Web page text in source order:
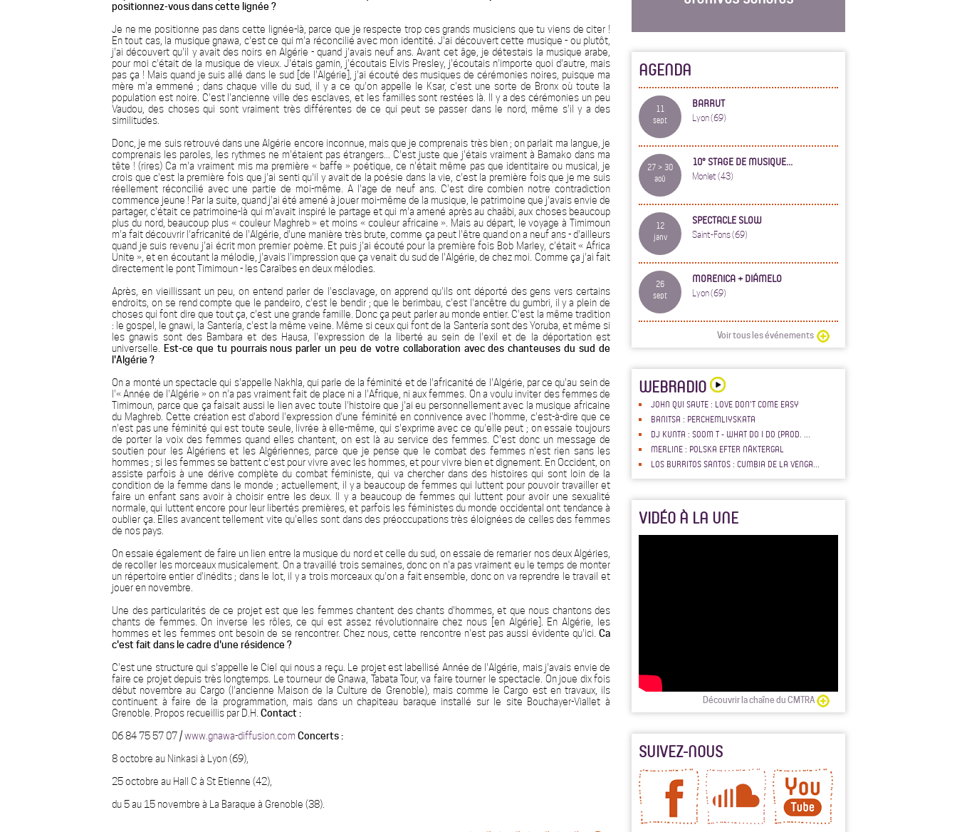
positionnez-vous dans cette lignée ?
Je ne me positionne pas dans cette lignée-là, parce que je respecte trop ces grands musiciens que tu viens de citer !
En tout cas, la musique gnawa, c'est ce qui m'a réconcilié avec mon identité. J'ai découvert cette musique - ou plutôt,
j'ai découvert qu'il y avait des noirs en Algérie - quand j'avais neuf ans. Avant cet âge, je détestais la musique arabe,
pour moi c'était de la musique de vieux. J'étais gamin, j'écoutais Elvis Presley, j'écoutais n'importe quoi d'autre, mais
pas ça ! Mais quand je suis allé dans le sud [de l'Algérie], j'ai écouté des musiques de cérémonies noires, puisque ma
mère m'a emmené ; dans chaque ville du sud, il y a ce qu'on appelle le Ksar, c'est une sorte de Bronx où toute la
population est noire. C'est l'ancienne ville des esclaves, et les familles sont restées là. Il y a des cérémonies un peu
Vaudou, des choses qui sont vraiment très différentes de ce qui peut se passer dans le nord, même s'il y a des
similitudes.
Donc, je me suis retrouvé dans une Algérie encore inconnue, mais que je comprenais très bien ; on parlait ma langue, je
comprenais les paroles, les rythmes ne m'étaient pas étrangers... C'est juste que j'étais vraiment à Bamako dans ma
tête ! (rires) Ca m'a vraiment mis ma première « baffe » poétique, ce n'était même pas que identitaire ou musical, je
crois que c'est la première fois que j'ai senti qu'il y avait de la poésie dans la vie, c'est la première fois que je me suis
réellement réconcilié avec une partie de moi-même. A l'age de neuf ans. C'est dire combien notre contradiction
commence jeune ! Par la suite, quand j'ai été amené à jouer moi-même de la musique, le patrimoine que j'avais envie de
partager, c'était ce patrimoine-là qui m'avait inspiré le partage et qui m'a amené après au chaâbi, aux choses beaucoup
plus du nord, beaucoup plus « couleur Maghreb » et moins « couleur africaine ». Mais au départ, le voyage à Timimoun
m'a fait découvrir l'africanité de l'Algérie, d'une manière très brute, comme ça peut l'être quand on a neuf ans - d'ailleurs
quand je suis revenu j'ai écrit mon premier poème. Et puis j'ai écouté pour la première fois Bob Marley, c'était « Africa
Unite », et en écoutant la mélodie, j'avais l'impression que ça venait du sud de l'Algérie, de chez moi. Comme ça j'ai fait
directement le pont Timimoun - les Caraïbes en deux mélodies.
Après, en vieillissant un peu, on entend parler de l'esclavage, on apprend qu'ils ont déporté des gens vers certains
endroits, on se rend compte que le pandeiro, c'est le bendir ; que le berimbau, c'est l'ancêtre du gumbri, il y a plein de
choses qui font dire que tout ça, c'est une grande famille. Donc ça peut parler au monde entier. C'est la même tradition
: le gospel, le gnawi, la Santería, c'est la même veine. Même si ceux qui font de la Santería sont des Yoruba, et même si
les gnawis sont des Bambara et des Hausa, l'expression de la liberté au sein de l'exil et de la déportation est
universelle.
Est-ce que tu pourrais nous parler un peu de votre collaboration avec des chanteuses du sud de
l'Algérie ?
On a monté un spectacle qui s'appelle Nakhla, qui parle de la féminité et de l'africanité de l'Algérie, par ce qu'au sein de
l'« Année de l'Algérie » on n'a pas vraiment fait de place ni a l'Afrique, ni aux femmes. On a voulu inviter des femmes de
Timimoun, parce que ça faisait aussi le lien avec toute l'histoire que j'ai eu personnellement avec la musique africaine
du Maghreb. Cette création est d'abord l'expression d'une féminité en connivence avec l'homme, c'est-à-dire que ce
n'est pas une féminité qui est toute seule, livrée à elle-même, qui s'exprime avec ce qu'elle peut ; on essaie toujours
de porter la voix des femmes quand elles chantent, on est là au service des femmes. C'est donc un message de
soutien pour les Algériens et les Algériennes, parce que je pense que le combat des femmes n'est rien sans les
hommes ; si les femmes se battent c'est pour vivre avec les hommes, et pour vivre bien et dignement. En Occident, on
assiste parfois à une dérive complète du combat féministe, qui va chercher dans des histoires qui sont loin de la
condition de la femme dans le monde ; actuellement, il y a beaucoup de femmes qui luttent pour pouvoir travailler et
faire un enfant sans avoir à choisir entre les deux. Il y a beaucoup de femmes qui luttent pour avoir une sexualité
normale, qui luttent encore pour leur libertés premières, et parfois les féministes du monde occidental ont tendance à
oublier ça. Elles avancent tellement vite qu'elles sont dans des préoccupations très éloignées de celles des femmes
de nos pays.
On essaie également de faire un lien entre la musique du nord et celle du sud, on essaie de remarier nos deux Algéries,
de recoller les morceaux musicalement. On a travaillé trois semaines, donc on n'a pas vraiment eu le temps de monter
un répertoire entier d'inédits ; dans le lot, il y a trois morceaux qu'on a fait ensemble, donc on va reprendre le travail et
jouer en novembre.
Une des particularités de ce projet est que les femmes chantent des chants d'hommes, et que nous chantons des
chants de femmes. On inverse les rôles, ce qui est assez révolutionnaire chez nous [en Algérie]. En Algérie, les
hommes et les femmes ont besoin de se rencontrer. Chez nous, cette rencontre n'est pas aussi évidente qu'ici. Ca
c'est fait dans le cadre d'une résidence ?
C'est une structure qui s'appelle le Ciel qui nous a reçu. Le projet est labellisé Année de l'Algérie, mais j'avais envie de
faire ce projet depuis très longtemps. Le tourneur de Gnawa, Tabata Tour, va faire tourner le spectacle. On joue dix fois
début novembre au Cargo (l'ancienne Maison de la Culture de Grenoble), mais comme le Cargo est en travaux, ils
continuent à faire de la programmation, mais dans un chapiteau baraque installé sur le site Bouchayer-Viallet à
Grenoble. Propos recueillis par D.H. Contact :
06 84 75 57 07 /www.gnawa-diffusion.com Concerts :
8 octobre au Ninkasi à Lyon (69),
25 octobre au Hall C à St Etienne (42),
du 5 au 15 novembre à La Baraque à Grenoble (38).
AGENDA
11
sept
BARRUT
Lyon (69)
27 > 30
aoû
10° STAGE DE MUSIQUE...
Monlet (43)
12
janv
SPECTACLE SLOW
Saint-Fons (69)
26
sept
MORENICA + DIÁMELO
Lyon (69)
Voir tous les événements
WEBRADIO
JOHN QUI SAUTE : LOVE DON'T COME EASY
BANITSA : PERCHEMLIYSKATA
DJ KUNTA : SOOM T - WHAT DO I DO (PROD. ...
MERLINE : POLSKA EFTER NÄKTERGAL
LOS BURRITOS SANTOS : CUMBIA DE LA VENGA...
VIDÉO À LA UNE
Découvrir la chaîne du CMTRA
SUIVEZ-NOUS